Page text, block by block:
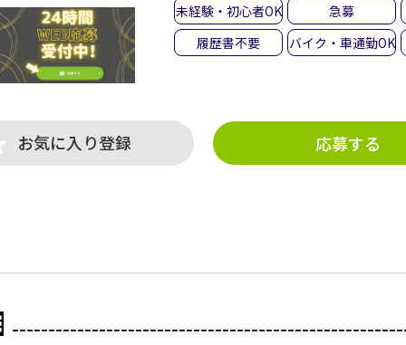
未経験・初心者OK 急募
履歴書不要
バイク・車通勤OK
お気に入り登録 応募する
------